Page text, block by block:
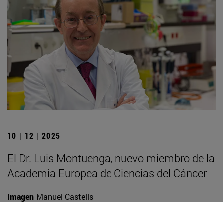
10 | 12 | 2025
El Dr. Luis Montuenga, nuevo miembro de la
Academia Europea de Ciencias del Cáncer
Imagen Manuel Castells